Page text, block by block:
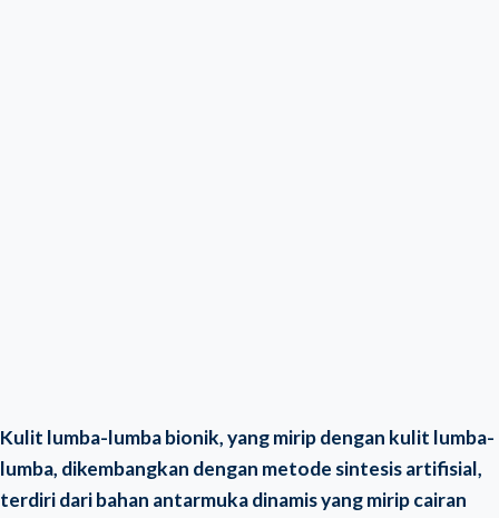
Kulit lumba-lumba bionik, yang mirip dengan kulit lumba-
lumba, dikembangkan dengan metode sintesis artifisial,
terdiri dari bahan antarmuka dinamis yang mirip cairan